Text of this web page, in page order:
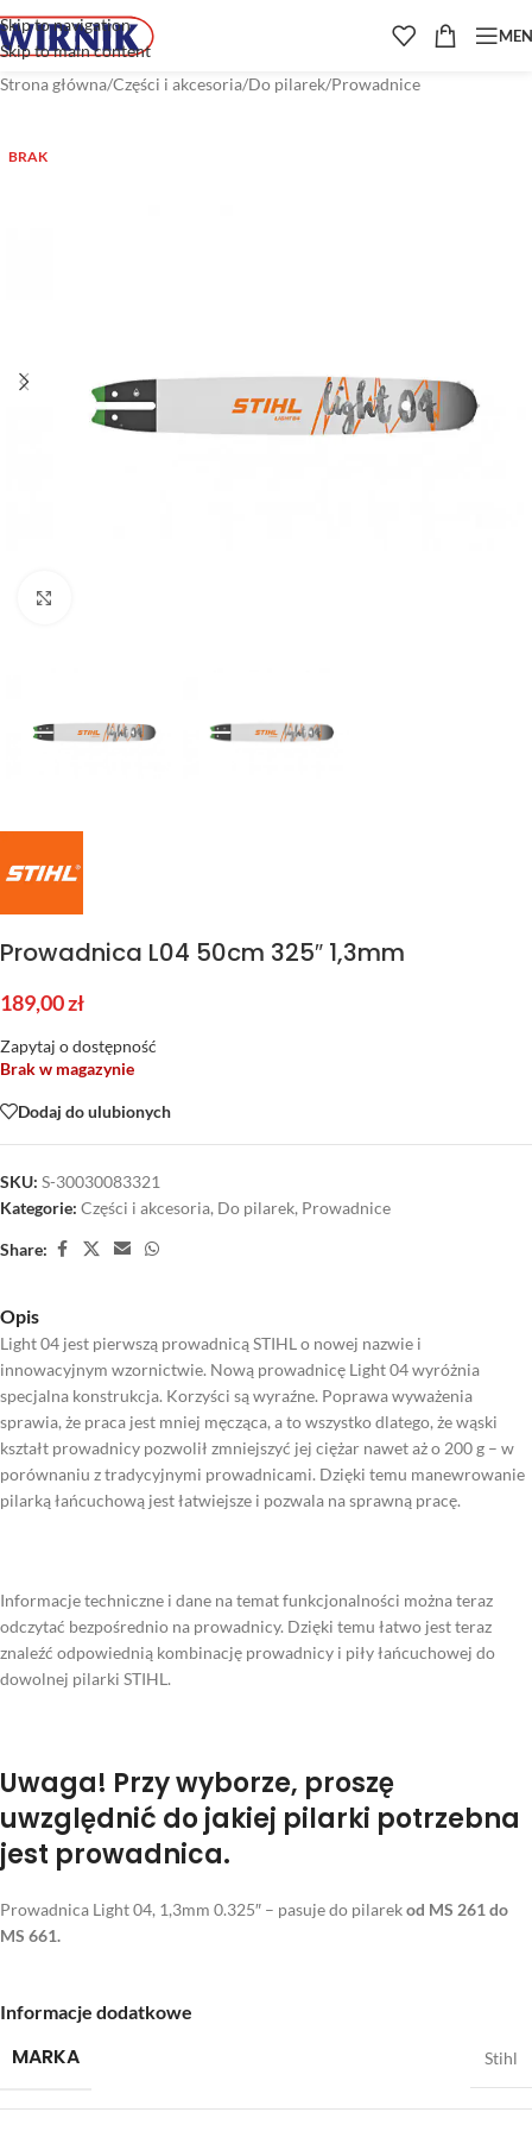
Skip to navigation
Skip to main content
Strona główna/Części i akcesoria/Do pilarek/Prowadnice
BRAK
Prowadnica L04 50cm 325″ 1,3mm
189,00zł
Zapytaj o dostępność
Brak w magazynie
Dodaj do ulubionych
SKU: S-30030083321
Kategorie: Części i akcesoria, Do pilarek, Prowadnice
Share:
Opis
Light 04 jest pierwszą prowadnicą STIHL o nowej nazwie i
innowacyjnym wzornictwie. Nową prowadnicę Light 04 wyróżnia
specjalna konstrukcja. Korzyści są wyraźne. Poprawa wyważenia
sprawia, że praca jest mniej męcząca, a to wszystko dlatego, że wąski
kształt prowadnicy pozwolił zmniejszyć jej ciężar nawet aż o 200 g – w
porównaniu z tradycyjnymi prowadnicami. Dzięki temu manewrowanie
pilarką łańcuchową jest łatwiejsze i pozwala na sprawną pracę.
Informacje techniczne i dane na temat funkcjonalności można teraz
odczytać bezpośrednio na prowadnicy. Dzięki temu łatwo jest teraz
znaleźć odpowiednią kombinację prowadnicy i piły łańcuchowej do
dowolnej pilarki STIHL.
Uwaga! Przy wyborze, proszę
uwzględnić do jakiej pilarki potrzebna
jest prowadnica.
Prowadnica Light 04, 1,3mm 0.325″ – pasuje do pilarekod MS 261 do
MS 661.
Informacje dodatkowe
MARKA Stihl